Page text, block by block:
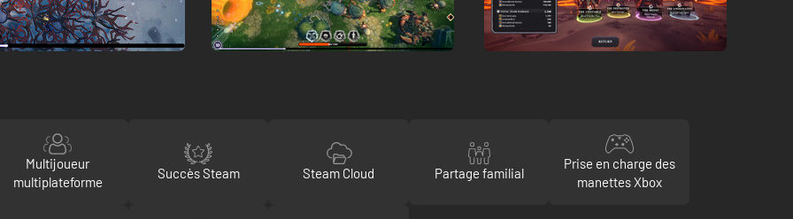
Multijoueur
multiplateforme
Succès Steam Steam Cloud Partage familial
Prise en charge des
manettes Xbox